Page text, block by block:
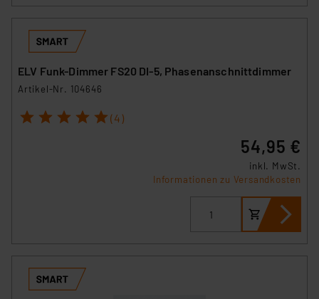
ELV Funk-Dimmer FS20 DI-5, Phasenanschnittdimmer
Artikel-Nr. 104646
1 2 3 4 5 (4)
54,95 €
inkl. MwSt.
Informationen zu Versandkosten